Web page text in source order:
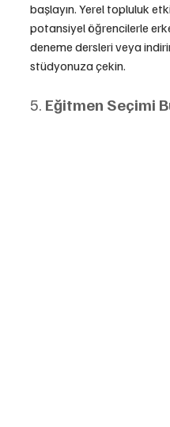
başlayın. Yerel topluluk
potansiyel öğrencilerle
deneme dersleri veya
stüdyonuza çekin.
5. Eğitmen Seçimi